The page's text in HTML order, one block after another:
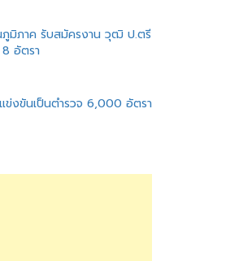
ภูมิภาค รับสมัครงาน วุฒิ ป.ตรี
8 อัตรา
ข่งขันเป็นตำรวจ 6,000 อัตรา